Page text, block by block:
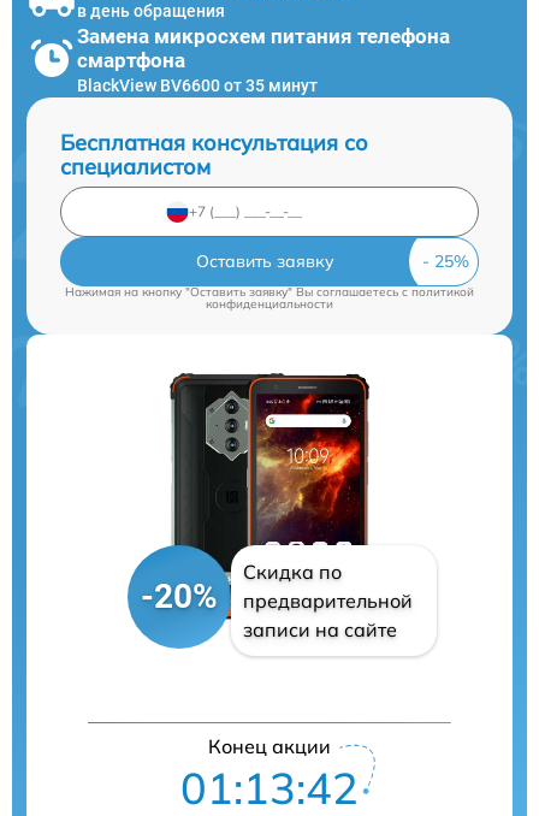
в день обращения
Замена микросхем питания телефона
смартфона
BlackView BV6600 от 35 минут
Бесплатная консультация со
специалистом
Оставить заявку
Нажимая на кнопку "Оставить заявку" Вы соглашаетесь cполитикой
конфиденциальности
-20%
Скидка по
предварительной
записи на сайте
Конец акции
01:13:41